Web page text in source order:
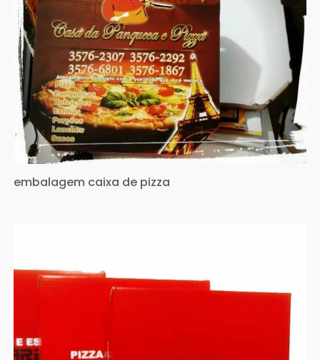
embalagem caixa de pizza